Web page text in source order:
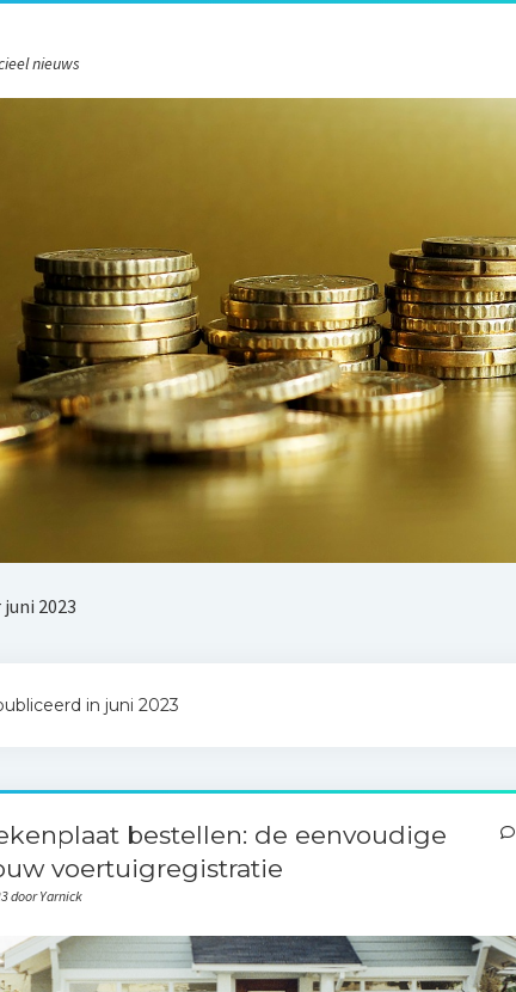
nieuws
2023
in juni 2023
bestellen: de eenvoudige
voertuigregistratie
door Yarnick